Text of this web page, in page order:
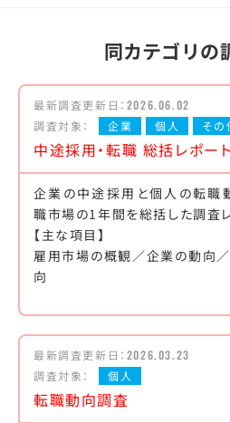
同カテゴリの
最新調査更新日： 2026.06.02
調査対象：
企業 個人 その
中途採用・転職 総括レポート
企業の中途採用と個人の転職
職市場の1年間を総括した調査
【主な項目】
雇用市場の概観／企業の動向
向
最新調査更新日： 2026.03.23
調査対象：
個人
転職動向調査